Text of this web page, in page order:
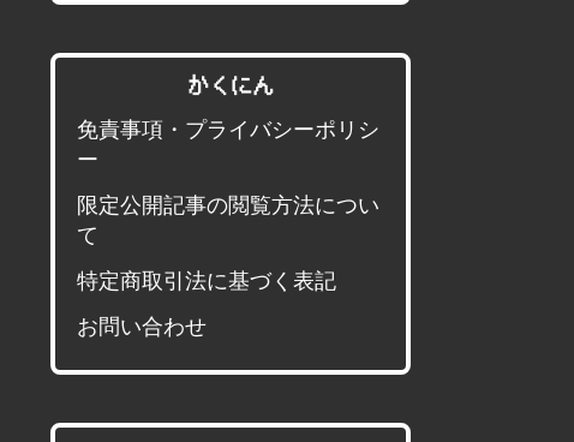
かくにん
免責事項・プライバシーポリシ
ー
限定公開記事の閲覧方法につい
て
特定商取引法に基づく表記
お問い合わせ